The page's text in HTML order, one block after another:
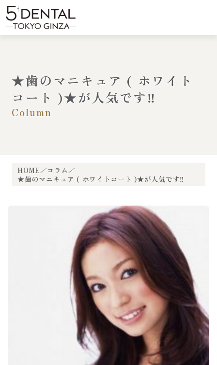
内
容
を
★歯のマニキュア ( ホワイト
コート )★が人気です‼
Column
HOME
コラム
★歯のマニキュア ( ホワイトコート )★が人気です‼